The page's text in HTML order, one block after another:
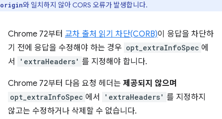
origin와 일치하지 않아 CORS 오류가 발생합니다.
Chrome 72부터 교차 출처 읽기 차단(CORB)이 응답을 차단하
기 전에 응답을 수정해야 하는 경우 opt_extraInfoSpec 에
서
'extraHeaders' 를 지정해야 합니다.
Chrome 72부터 다음 요청 헤더는 제공되지 않으며
opt_extraInfoSpec 에서 'extraHeaders' 를 지정하지
않고는 수정하거나 삭제할 수 없습니다.